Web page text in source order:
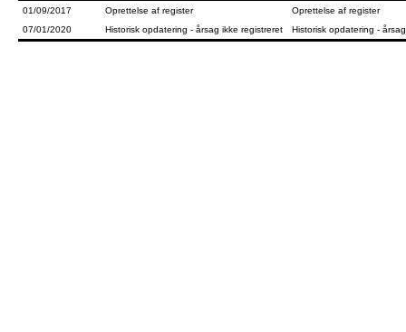
01/09/2017
Oprettelse af register
Oprettelse af register
07/01/2020
Historisk opdatering - årsag ikke registreret Historisk opdatering -